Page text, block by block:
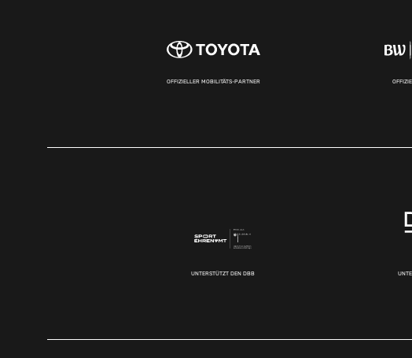
OFFIZIELLER MOBILITÄTS-PARTNER
UNTERSTÜTZT DEN DBB